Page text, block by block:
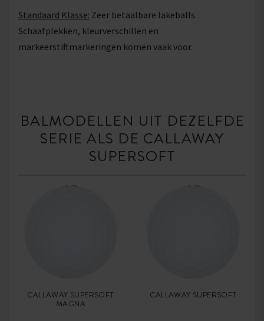
Standaard Klasse: Zeer betaalbare lakeballs.
Schaafplekken, kleurverschillen en
markeerstiftmarkeringen komen vaak voor.
BALMODELLEN UIT DEZELFDE
SERIE ALS DE CALLAWAY
SUPERSOFT
CALLAWAY SUPERSOFT
MAGNA
CALLAWAY SUPERSOFT